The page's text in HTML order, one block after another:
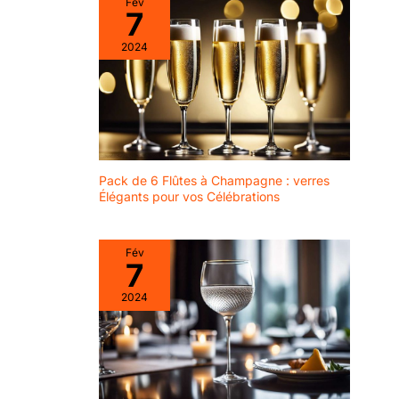
besoins quotidiens, aux
festivals et autres
occasions. 🥤🥤【Facile à
utiliser】 Les verres en
plastique sont légers et
empilables, ce qui facilite
leur transport et leur
stockage. Convient pour
conserver tous types de
boissons 🍷🍷【Clair et
transparent】Les verres à
shot sont transparents, ce
distinguer les différents
types de boissons, ce qui
d'application】 Ces
verres en plastique sont
polyvalents et parfaits
pour les mariages, les
barbecues, les fêtes, les
anniversaires et divers
événements et
célébrations. Ils peuvent
également être utilisés
pour des dégustations
lors d'expositions ou
7
2024
Pack de 6 Flûtes à Champagne : verres
Élégants pour vos Célébrations
Fév
7
2024